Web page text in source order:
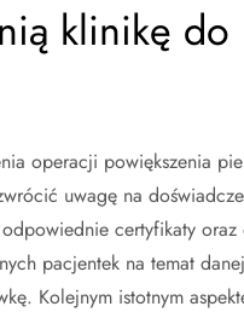
klinikę
operacji powiększenia
uwagę na
certyfikaty
pacjentek na temat
Kolejnym istotnym